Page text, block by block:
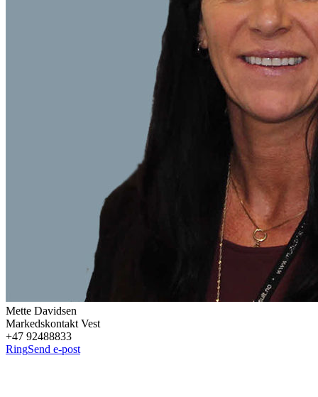
Mette Davidsen
Markedskontakt Vest
+47 92488833
RingSend e-post